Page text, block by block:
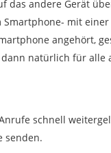
andere Gerät
mit
angehört,
natürlich für alle
schnell
senden.